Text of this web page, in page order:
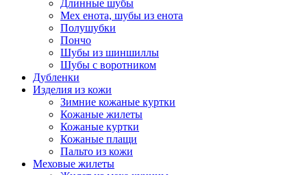
Длинные шубы
Мех енота, шубы из енота
Полушубки
Пончо
Шубы из шиншиллы
Шубы с воротником
Дубленки
Изделия из кожи
Зимние кожаные куртки
Кожаные жилеты
Кожаные куртки
Кожаные плащи
Пальто из кожи
Меховые жилеты